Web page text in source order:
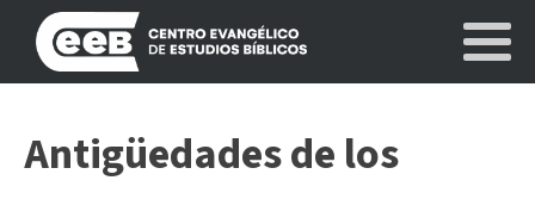
Antigüedades de los